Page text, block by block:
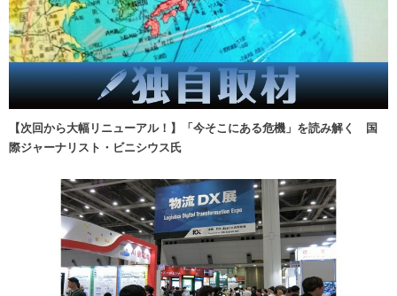
【次回から大幅リニューアル！】「今そこにある危機」を読み解く 国
際ジャーナリスト・ビニシウス氏